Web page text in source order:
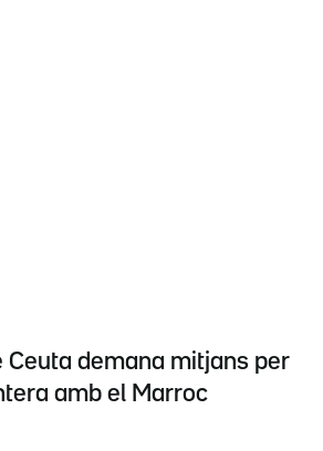
Ceuta demana mitjans per
amb el Marroc